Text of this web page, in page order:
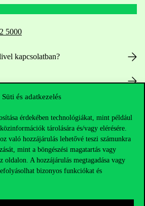
Süti és adatkezelés
érdekében technológiákat, mint például
tárolására és/vagy elérésére.
való hozzájárulás lehetővé teszi számunkra
mint a böngészési magatartás vagy
oldalon. A hozzájárulás megtagadása vagy
bizonyos funkciókat és
5000
kapcsolatban?